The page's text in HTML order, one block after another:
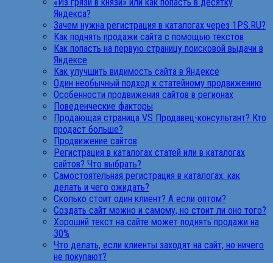
Яндекса?
Зачем нужна регистрация в каталогах через 1PS.RU?
Как поднять продажи сайта с помощью текстов
Как попасть на первую страницу поисковой выдачи в
Яндексе
Как улучшить видимость сайта в Яндексе
Один необычный подход к статейному продвижению
Особенности продвижения сайтов в регионах
Поведенческие факторы
Продающая страница VS Продавец-консультант? Кто
продаст больше?
Продвижение сайтов
Регистрация в каталогах статей или в каталогах
сайтов? Что выбрать?
Самостоятельная регистрация в каталогах: как
делать и чего ожидать?
Сколько стоит один клиент? А если оптом?
Создать сайт можно и самому, но стоит ли оно того?
Хороший текст на сайте может поднять продажи на
30%
Что делать, если клиенты заходят на сайт, но ничего
не покупают?